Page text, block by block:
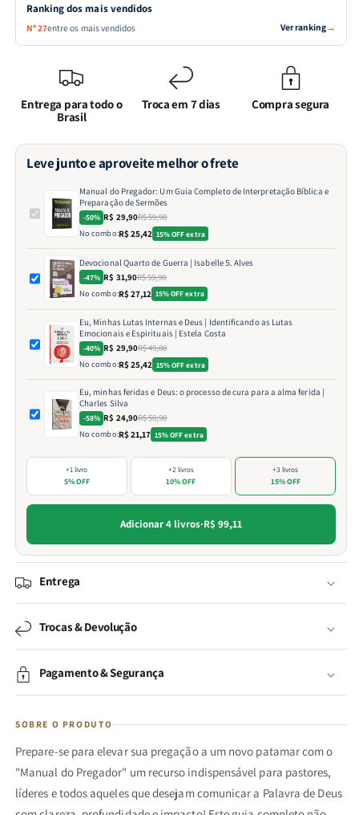
Ranking dos mais vendidos
Nº 27entre os mais vendidos Ver ranking→
Entrega para todo o
Brasil
Troca em 7 dias Compra segura
Leve junto e aproveite melhor o frete
Manual do Pregador: Um Guia Completo de Interpretação Bíblica e
Preparação de Sermões
-50% R$ 29,90R$ 59,90
No combo:R$ 25,42 15% OFF extra
Devocional Quarto de Guerra | Isabelle S. Alves
-47% R$ 31,90R$ 59,90
No combo:R$ 27,12 15% OFF extra
Eu, Minhas Lutas Internas e Deus | Identificando as Lutas
Emocionais e Espirituais | Estela Costa
-40% R$ 29,90R$ 49,80
No combo:R$ 25,42 15% OFF extra
Eu, minhas feridas e Deus: o processo de cura para a alma ferida |
Charles Silva
-58% R$ 24,90R$ 59,90
No combo:R$ 21,17 15% OFF extra
+1 livro
5% OFF
+2 livros
10% OFF
+3 livros
15% OFF
Adicionar 4 livros·R$ 99,11
Entrega
Trocas & Devolução
Pagamento & Segurança
SOBRE O PRODUTO
Prepare-se para elevar sua pregação a um novo patamar com o
"Manual do Pregador" um recurso indispensável para pastores,
líderes e todos aqueles que desejam comunicar a Palavra de Deus